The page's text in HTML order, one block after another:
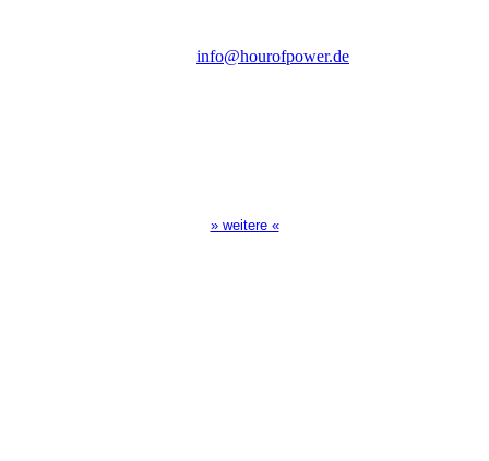
info@hourofpower.de
» weitere «